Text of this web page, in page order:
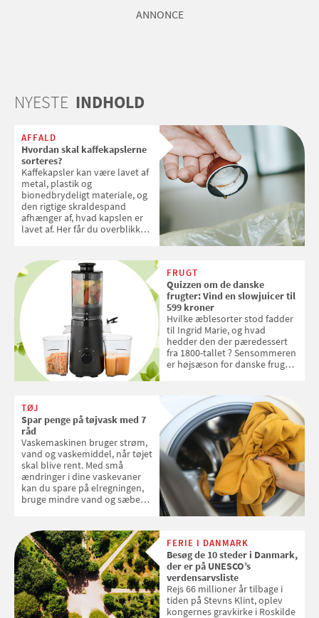
ANNONCE
NYESTE INDHOLD
AFFALD
Hvordan skal kaffekapslerne
sorteres?
Kaffekapsler kan være lavet af
metal, plastik og
bionedbrydeligt materiale, og
den rigtige skraldespand
afhænger af, hvad kapslen er
lavet af. Her får du overblikket
FRUGT
Quizzen om de danske
frugter: Vind en slowjuicer til
599 kroner
Hvilke æblesorter stod fadder
til Ingrid Marie, og hvad
hedder den der pæredessert
fra 1800-tallet ? Sensommeren
er højsæson for danske fruger,
favoritter. Det fejrer Samvirke
med en quiz om alt det danske
frugt, vi elsker. Konkurrencen
slutter fredag d. 18. september
2026
TØJ
Spar penge på tøjvask med 7
råd
Vaskemaskinen bruger strøm,
vand og vaskemiddel, når tøjet
skal blive rent. Med små
ændringer i dine vaskevaner
kan du spare på elregningen,
bruge mindre vand og sæbe
enkle råd til at spare penge på
tøjvasken
FERIE I DANMARK
Besøg de 10 steder i Danmark,
der er på UNESCO’s
verdensarvsliste
Rejs 66 millioner år tilbage i
tiden på Stevns Klint, oplev
kongernes gravkirke i Roskilde